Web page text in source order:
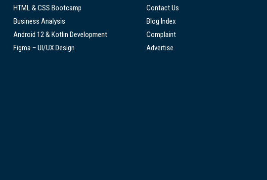
HTML & CSS Bootcamp
Business Analysis
Android 12 & Kotlin Development
Figma – UI/UX Design
Contact Us
Blog Index
Complaint
Advertise